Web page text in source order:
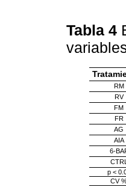
Tabla 4
RM
RV
FM
FR
AG
AIA
6-
CTRL
p <
CV